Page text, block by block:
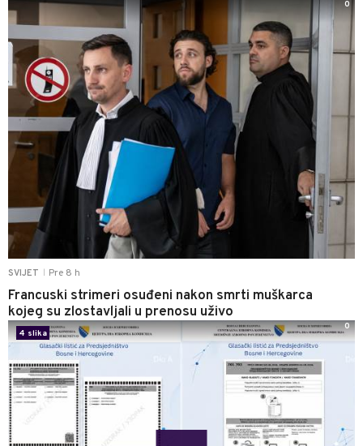
SVIJET Pre 8 h
Francuski strimeri osuđeni nakon smrti muškarca
kojeg su zlostavljali u prenosu uživo
0
4 slika
0